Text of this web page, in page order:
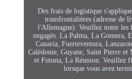
Des frais de logistique
transfrontalières (adresse de
l'Allemagne). Veuillez noter les
engagés. La Palma, La Gomera,
Canaria, Fuerteventura,
Calédonie, Guyane, Saint Pierre
et Futuna, La Réunion. Veuillez
lorsque vous avez